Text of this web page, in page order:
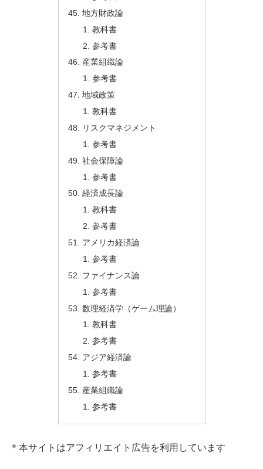
地方財政論
教科書
参考書
産業組織論
参考書
地域政策
教科書
リスクマネジメント
参考書
社会保障論
参考書
経済成長論
教科書
参考書
アメリカ経済論
参考書
ファイナンス論
参考書
数理経済学（ゲーム理論）
教科書
参考書
アジア経済論
参考書
産業組織論
参考書
＊本サイトはアフィリエイト広告を利用しています